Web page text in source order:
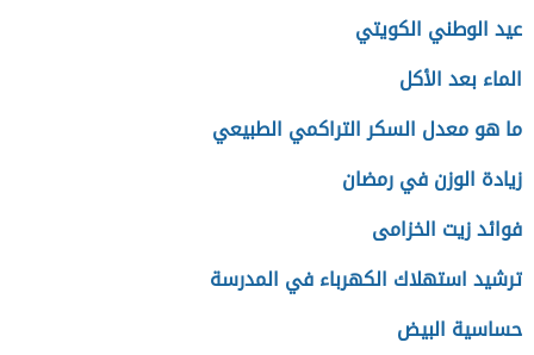
عيد الوطني الكويتي
الماء بعد الأكل
ما هو معدل السكر التراكمي الطبيعي
زيادة الوزن في رمضان
فوائد زيت الخزامى
ترشيد استهلاك الكهرباء في المدرسة
حساسية البيض